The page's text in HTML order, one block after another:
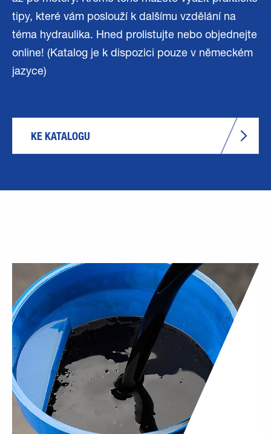
tipy, které vám poslouží k dalšímu vzdělání na
téma hydraulika. Hned prolistujte nebo objednejte
online! (Katalog je k dispozici pouze v německém
jazyce)
KE KATALOGU